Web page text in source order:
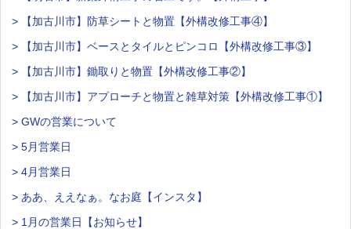
> 【加古川市】防草シートと物置【外構改修工事④】
> 【加古川市】ベースとタイルとピンコロ【外構改修工事③】
> 【加古川市】鋤取りと物置【外構改修工事②】
> 【加古川市】アプローチと物置と雑草対策【外構改修工事①】
> GWの営業について
> 5月営業日
> 4月営業日
> ああ、ええなぁ。なお庭【インスタ】
> 1月の営業日【お知らせ】